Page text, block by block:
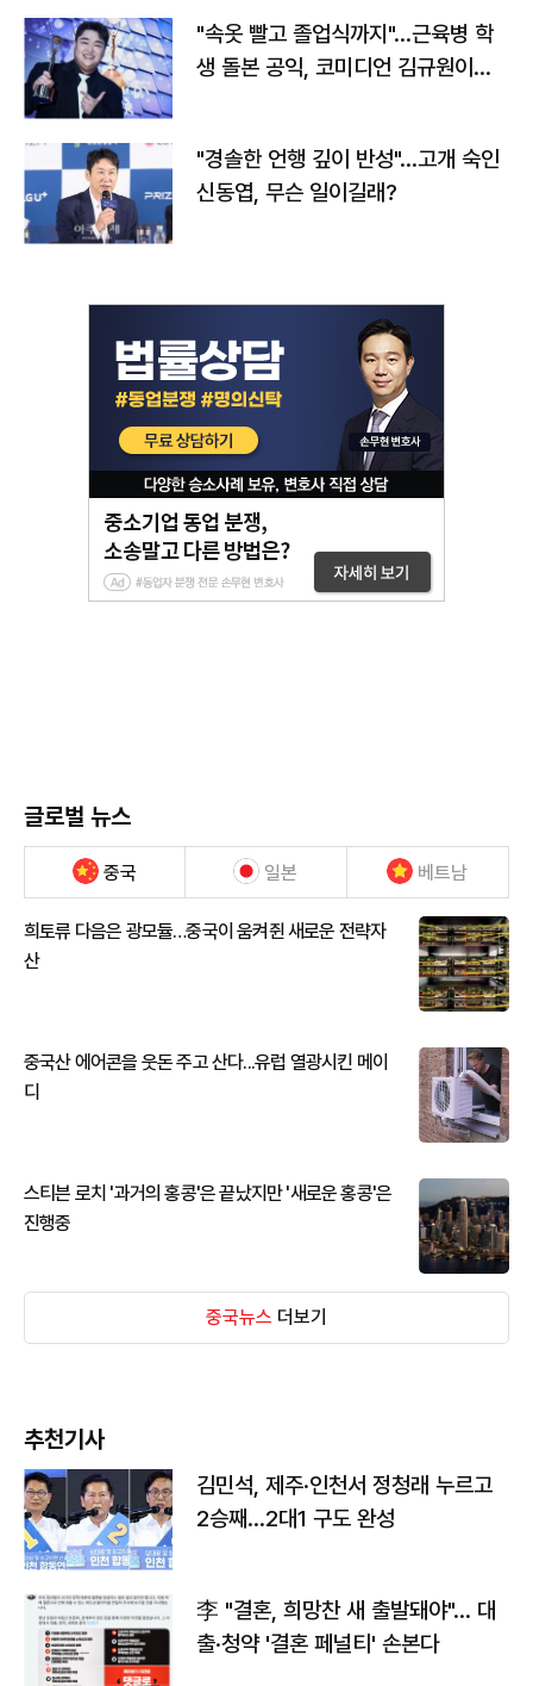
"속옷 빨고 졸업식까지"…근육병 학
생 돌본 공익, 코미디언 김규원이었
"경솔한 언행 깊이 반성"…고개 숙인
신동엽, 무슨 일이길래?
글로벌 뉴스
중국 일본 베트남
희토류 다음은 광모듈…중국이 움켜쥔 새로운 전략자
산
중국산 에어콘을 웃돈 주고 산다...유럽 열광시킨 메이
디
스티븐 로치 '과거의 홍콩'은 끝났지만 '새로운 홍콩'은
진행중
중국뉴스 더보기
추천기사
김민석, 제주·인천서 정청래 누르고
2승째…2대1 구도 완성
李 "결혼, 희망찬 새 출발돼야"… 대
출·청약 '결혼 페널티' 손본다